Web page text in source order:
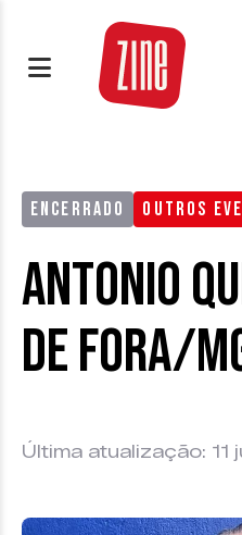
ENCERRADO OUTROS
Antonio
de Fora/
Última atualização: 11